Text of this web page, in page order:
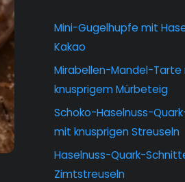
Mini-Gugelhupfe mit
Kakao
Mirabellen-Mandel-Tarte
knusprigem Mürbeteig
Schoko-Haselnuss-
mit knusprigen Streuseln
Haselnuss-Quark-
Zimtstreuseln